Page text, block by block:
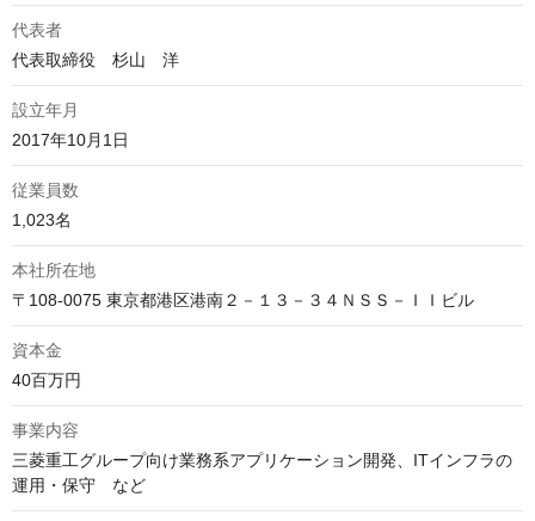
代表者
代表取締役　杉山　洋
設立年月
2017年10月1日
従業員数
1,023名
本社所在地
〒108-0075 東京都港区港南２－１３－３４ＮＳＳ－ＩＩビル
資本金
40百万円
事業内容
三菱重工グループ向け業務系アプリケーション開発、ITインフラの
運用・保守　など